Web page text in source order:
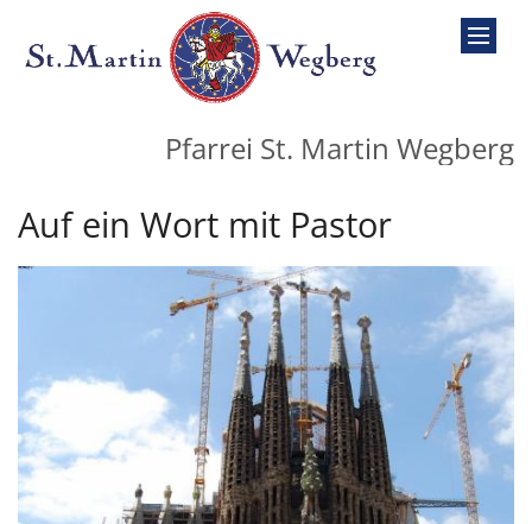
Zum Inhalt springen
Pfarrei St. Martin Wegberg
Auf ein Wort mit Pastor